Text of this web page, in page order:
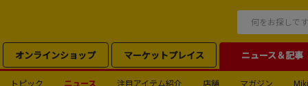
オンラインショップ マーケットプレイス ニュース＆記事
トピック ニュース 注目アイテム紹介 店舗 マガジン